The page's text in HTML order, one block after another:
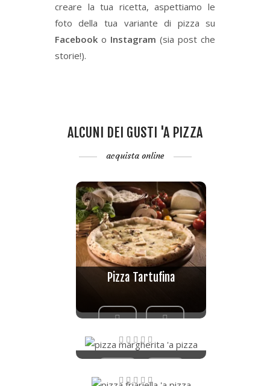
creare la tua ricetta, aspettiamo le
foto della tua variante di pizza su
Facebooko Instagram (sia post che
storie!).
ALCUNI DEI GUSTI 'A PIZZA
acquista online
Pizza Tartufina
Pizza Margherita
Valutato
Pizza Friariella